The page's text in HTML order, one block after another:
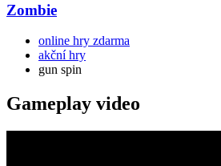
Zombie
online hry zdarma
akční hry
gun spin
Gameplay video